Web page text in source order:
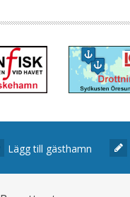
Lägg till gästhamn